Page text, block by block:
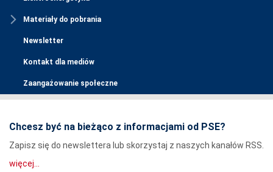
Materiały do pobrania
Newsletter
Kontakt dla mediów
Zaangażowanie społeczne
Chcesz być na bieżąco z informacjami od PSE?
Zapisz się do newslettera lub skorzystaj z naszych kanałów RSS.
więcej...